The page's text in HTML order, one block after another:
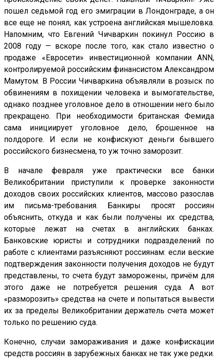
пошел седьмой год его эмиграции в Лондонграде, а он
все еще не понял, как устроена английская мышеловка.
Напомним, что Евгений Чичваркин покинул Россию в
2008 году — вскоре после того, как стало известно о
продаже «Евросети» инвестиционной компании ANN,
контролируемой российским финансистом Александром
Мамутом. В России Чичваркина объявляли в розыск по
обвинениям в похищении человека и вымогательстве,
однако позднее уголовное дело в отношении него было
прекращено. При необходимости британская Фемида
сама инициирует уголовное дело, брошенное на
полдороге. И если не конфискуют деньги бывшего
российского бизнесмена, то уж точно заморозит.
В начале февраля уже практически все банки
Великобритании приступили к проверке законности
доходов своих российских клиентов, массово разослав
им письма-требования. Банкиры просят россиян
объяснить, откуда и как были получены их средства,
которые лежат на счетах в английских банках.
Банковские юристы и сотрудники подразделений по
работе с клиентами разъясняют россиянам: если веские
подтверждения законности получения доходов не будут
представлены, то счета будут заморожены, причём для
этого даже не потребуется решения суда. А вот
«разморозить» средства на счете и попытаться вывести
их за пределы Великобритании держатель счета может
только по решению суда.
Конечно, случаи замораживания и даже конфискации
средств россиян в зарубежных банках не так уже редки.